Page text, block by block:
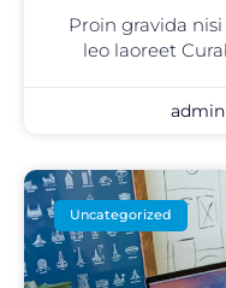
Proin gravida
leo laoreet
admin
Uncategorized